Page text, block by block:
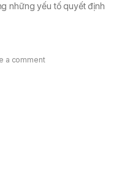
những yếu tố quyết định
a comment